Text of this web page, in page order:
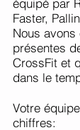
équipé par
Faster,
Nous
présentes
CrossFit et
dans le
Votre
chiffres: